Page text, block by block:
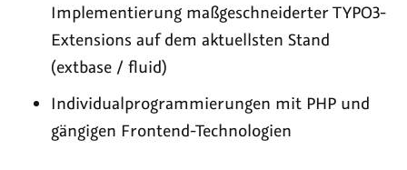
Implementierung maßgeschneiderter TYPO3-
Extensions auf dem aktuellsten Stand
(extbase / fluid)
Individualprogrammierungen mit PHP und
gängigen Frontend-Technologien